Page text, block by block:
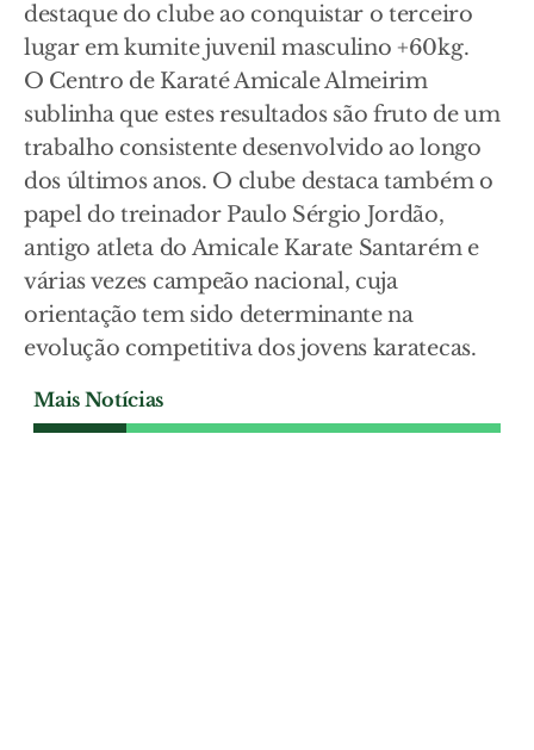
destaque do clube ao conquistar o terceiro
lugar em kumite juvenil masculino +60kg.
O Centro de Karaté Amicale Almeirim
sublinha que estes resultados são fruto de um
trabalho consistente desenvolvido ao longo
dos últimos anos. O clube destaca também o
papel do treinador Paulo Sérgio Jordão,
antigo atleta do Amicale Karate Santarém e
várias vezes campeão nacional, cuja
orientação tem sido determinante na
evolução competitiva dos jovens karatecas.
Mais Notícias